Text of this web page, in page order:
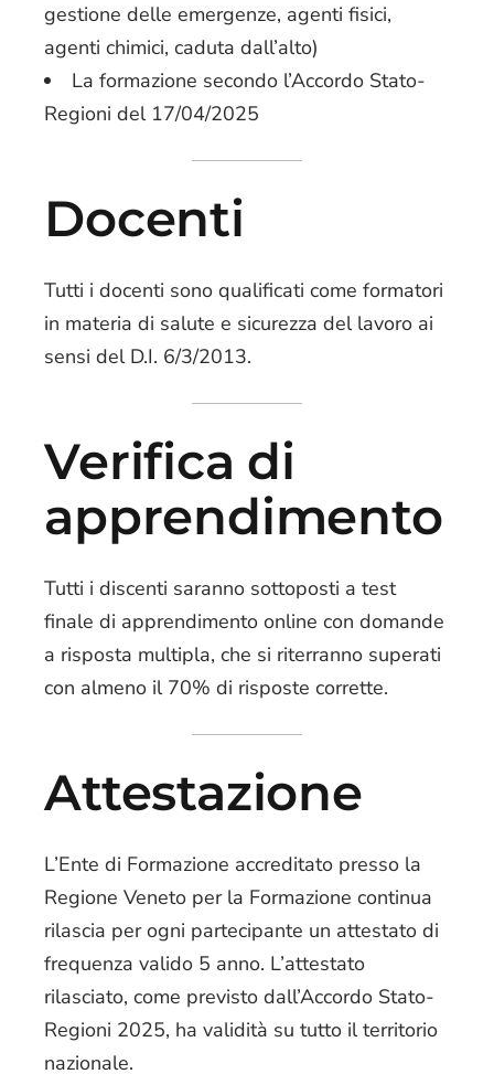
gestione delle emergenze, agenti fisici,
agenti chimici, caduta dall’alto)
La formazione secondo l’Accordo Stato-
Regioni del 17/04/2025
Docenti
Tutti i docenti sono qualificati come formatori
in materia di salute e sicurezza del lavoro ai
sensi del D.I. 6/3/2013.
Verifica di
apprendimento
Tutti i discenti saranno sottoposti a test
finale di apprendimento online con domande
a risposta multipla, che si riterranno superati
con almeno il 70% di risposte corrette.
Attestazione
L’Ente di Formazione accreditato presso la
Regione Veneto per la Formazione continua
rilascia per ogni partecipante un attestato di
frequenza valido 5 anno. L’attestato
rilasciato, come previsto dall’Accordo Stato-
Regioni 2025, ha validità su tutto il territorio
nazionale.